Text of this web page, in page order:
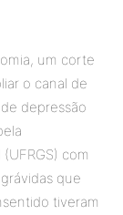
um corte
o canal de
depressão
com
que
tiveram